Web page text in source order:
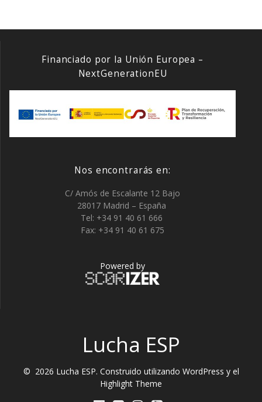
Financiado por la Unión Europea –
NextGenerationEU
Nos encontrarás en:
C/ Amós de Escalante 12 Bajo
28017 Madrid – España
Tel: +34 91 40 61 666
Fax: +34 91 40 61 675
Powered by
Lucha ESP
© 2026 Lucha ESP. Construido utilizando WordPress y el
Highlight Theme